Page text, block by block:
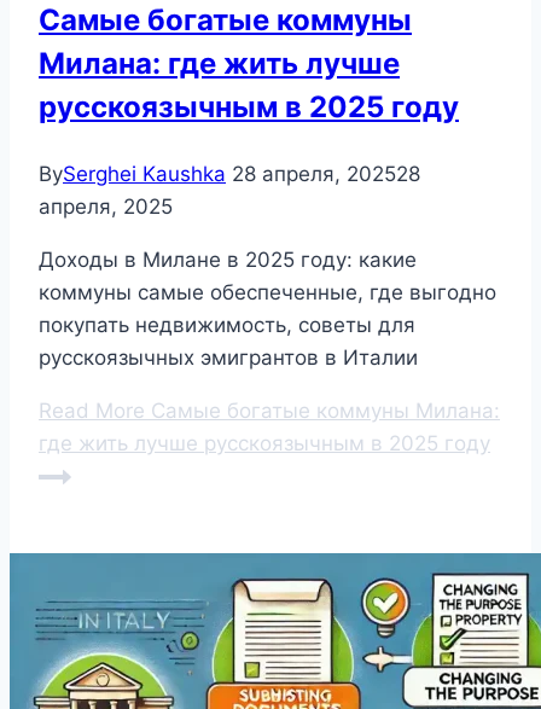
Самые богатые коммуны
Милана: где жить лучше
русскоязычным в 2025 году
BySerghei Kaushka 28 апреля, 202528
апреля, 2025
Доходы в Милане в 2025 году: какие
коммуны самые обеспеченные, где выгодно
покупать недвижимость, советы для
русскоязычных эмигрантов в Италии
Read More Самые богатые коммуны Милана:
где жить лучше русскоязычным в 2025 году